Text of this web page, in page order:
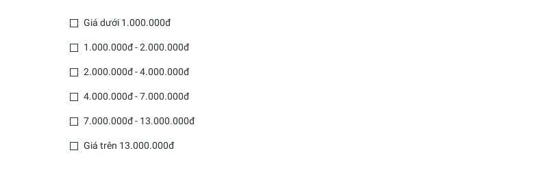
Giá dưới 1.000.000đ
1.000.000đ - 2.000.000đ
2.000.000đ - 4.000.000đ
4.000.000đ - 7.000.000đ
7.000.000đ - 13.000.000đ
Giá trên 13.000.000đ